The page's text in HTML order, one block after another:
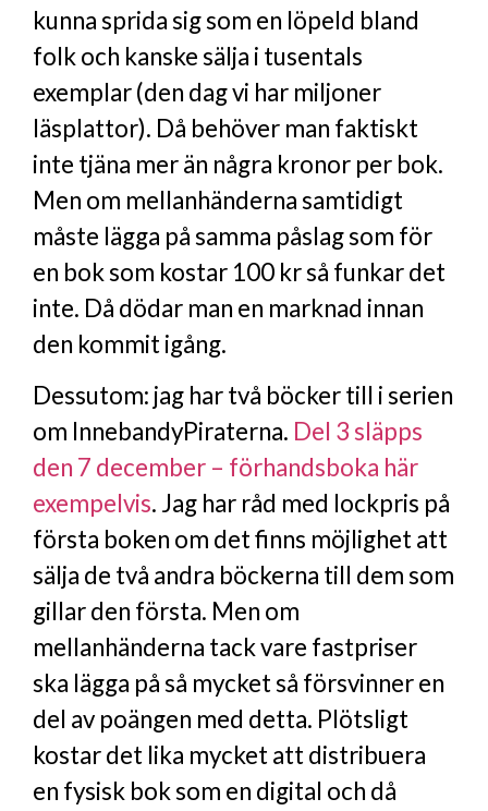
kunna sprida sig som en löpeld bland
folk och kanske sälja i tusentals
exemplar (den dag vi har miljoner
läsplattor). Då behöver man faktiskt
inte tjäna mer än några kronor per bok.
Men om mellanhänderna samtidigt
måste lägga på samma påslag som för
en bok som kostar 100 kr så funkar det
inte. Då dödar man en marknad innan
den kommit igång.
Dessutom: jag har två böcker till i serien
om InnebandyPiraterna. Del 3 släpps
den 7 december – förhandsboka här
exempelvis. Jag har råd med lockpris på
första boken om det finns möjlighet att
sälja de två andra böckerna till dem som
gillar den första. Men om
mellanhänderna tack vare fastpriser
ska lägga på så mycket så försvinner en
del av poängen med detta. Plötsligt
kostar det lika mycket att distribuera
en fysisk bok som en digital och då